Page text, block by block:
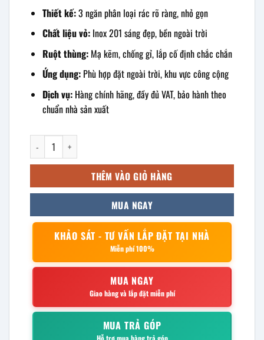
Thiết kế:3 ngăn phân loại rác rõ ràng, nhỏ gọn
Chất liệu vỏ:Inox 201 sáng đẹp, bền ngoài trời
Ruột thùng:Mạ kẽm, chống gỉ, lắp cố định chắc chắn
Ứng dụng:Phù hợp đặt ngoài trời, khu vực công cộng
Dịch vụ:Hàng chính hãng, đầy đủ VAT, bảo hành theo
chuẩn nhà sản xuất
Thùng rác inox 3 ngăn 970x265x485mm số lượng
THÊM VÀO GIỎ HÀNG
MUA NGAY
KHẢO SÁT - TƯ VẤN LẮP ĐẶT TẠI NHÀ
Miễn phí 100%
MUA NGAY
Giao hàng và lắp đặt miễn phí
MUA TRẢ GÓP
Hỗ trợ mua hàng trả góp